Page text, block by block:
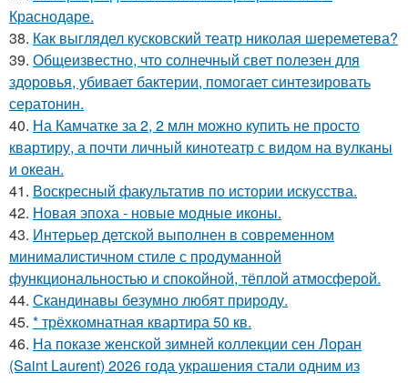
Краснодаре.
38. Как выглядел кусковский театр николая шереметева?
39. Общеизвестно, что солнечный свет полезен для
здоровья, убивает бактерии, помогает синтезировать
сератонин.
40. На Камчатке за 2, 2 млн можно купить не просто
квартиру, а почти личный кинотеатр с видом на вулканы
и океан.
41. Воскресный факультатив по истории искусства.
42. Новая эпоха - новые модные иконы.
43. Интерьер детской выполнен в современном
минималистичном стиле с продуманной
функциональностью и спокойной, тёплой атмосферой.
44. Скандинавы безумно любят природу.
45. * трёхкомнатная квартира 50 кв.
46. На показе женской зимней коллекции сен Лоран
(Saint Laurent) 2026 года украшения стали одним из